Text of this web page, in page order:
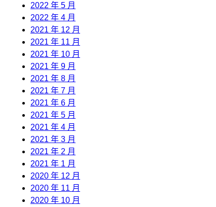
2022 年 5 月
2022 年 4 月
2021 年 12 月
2021 年 11 月
2021 年 10 月
2021 年 9 月
2021 年 8 月
2021 年 7 月
2021 年 6 月
2021 年 5 月
2021 年 4 月
2021 年 3 月
2021 年 2 月
2021 年 1 月
2020 年 12 月
2020 年 11 月
2020 年 10 月